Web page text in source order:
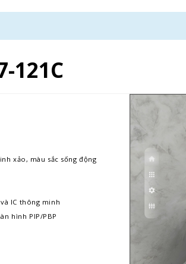
121C
xảo, màu sắc sống động
IC thông minh
hình PIP/PBP